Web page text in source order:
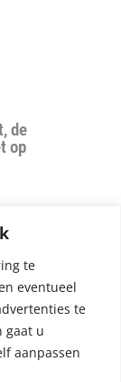
te
eventueel
te
gaat u
aanpassen
de
op